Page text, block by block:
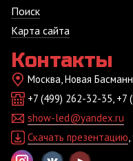
Поиск
Карта сайта
Контакты
Москва, Новая
+7 (499) 262-32-35, +7
show-led@yandex.ru
Скачать презентацию